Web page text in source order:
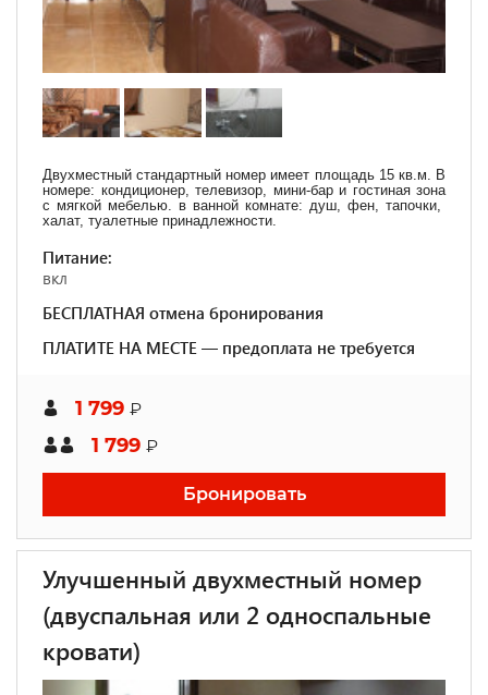
Двухместный стандартный номер имеет площадь 15 кв.м. В
номере: кондиционер, телевизор, мини-бар и гостиная зона
с мягкой мебелью. в ванной комнате: душ, фен, тапочки,
халат, туалетные принадлежности.
Питание:
вкл
БЕСПЛАТНАЯ отмена бронирования
ПЛАТИТЕ НА МЕСТЕ — предоплата не требуется
1 799 ₽
1 799 ₽
Бронировать
Улучшенный двухместный номер
(двуспальная или 2 односпальные
кровати)